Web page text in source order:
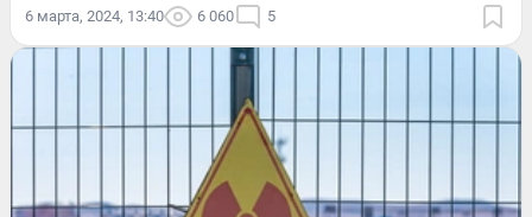
6 марта, 2024, 13:40 6 060 5